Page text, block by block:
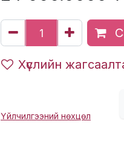
Хүслийн
Үйлчилгээний нөхцөл